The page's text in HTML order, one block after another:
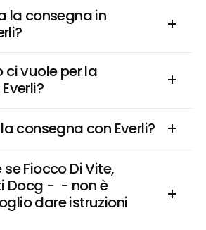
la consegna in
vuole per la
consegna con Everli?
Fiocco Di Vite,
Docg -  - non è
dare istruzioni